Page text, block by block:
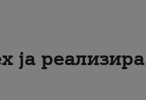
ја